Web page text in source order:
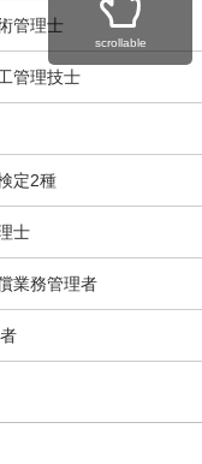
管理士
管理技士
定2種
士
業務管理者
scrollable